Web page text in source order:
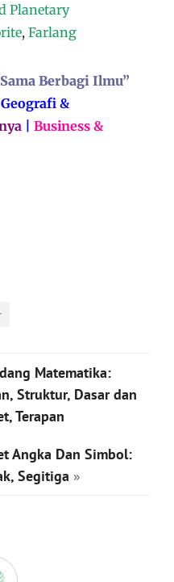
Planetary
, Farlang
Berbagi Ilmu”
Geografi &
Business &
Matematika:
Struktur, Dasar dan
Terapan
Angka Dan Simbol:
Segitiga »